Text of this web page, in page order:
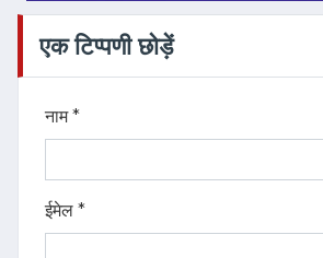
एक टिप्पणी छोड़ें
नाम *
ईमेल *